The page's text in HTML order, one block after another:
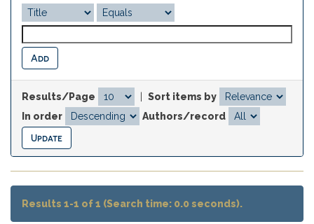
Results/Page
Sort items by
In order
Authors/record
Results 1-1 of 1 (Search time: 0.0 seconds).